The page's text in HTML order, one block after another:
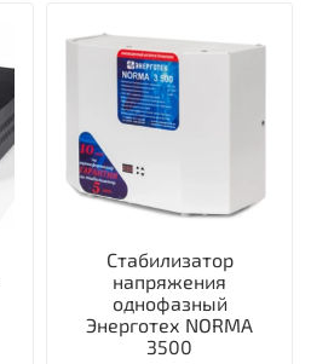
Стабилизатор
напряжения
однофазный
Энерготех NORMA
3500